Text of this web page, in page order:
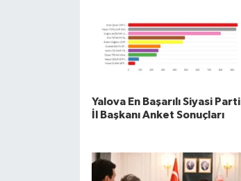
Yalova En Başarılı Siyasi Parti
İl Başkanı Anket Sonuçları